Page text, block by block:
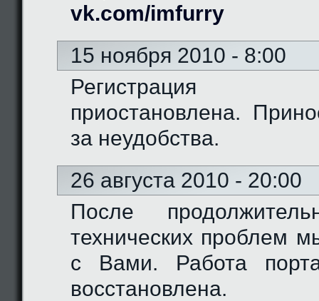
vk.com/imfurry
15 ноября 2010 - 8:00
Регистрация
приостановлена.
за неудобства.
26 августа 2010 - 20:00
После
технических проблем
с Вами. Работа
восстановлена.